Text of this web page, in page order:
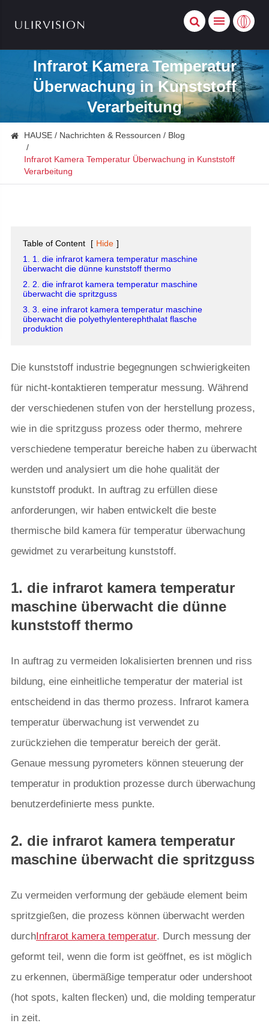
Infrarot Kamera Temperatur
Überwachung in Kunststoff
Verarbeitung
HAUSE Nachrichten & Ressourcen Blog
Infrarot Kamera Temperatur Überwachung in Kunststoff
Verarbeitung
Table of Content [ Hide ]
1. 1. die infrarot kamera temperatur maschine
überwacht die dünne kunststoff thermo
2. 2. die infrarot kamera temperatur maschine
überwacht die spritzguss
3. 3. eine infrarot kamera temperatur maschine
überwacht die polyethylenterephthalat flasche
produktion
Die kunststoff industrie begegnungen schwierigkeiten
für nicht-kontaktieren temperatur messung. Während
der verschiedenen stufen von der herstellung prozess,
wie in die spritzguss prozess oder thermo, mehrere
verschiedene temperatur bereiche haben zu überwacht
werden und analysiert um die hohe qualität der
kunststoff produkt. In auftrag zu erfüllen diese
anforderungen, wir haben entwickelt die beste
thermische bild kamera für temperatur überwachung
gewidmet zu verarbeitung kunststoff.
1. die infrarot kamera temperatur
maschine überwacht die dünne
kunststoff thermo
In auftrag zu vermeiden lokalisierten brennen und riss
bildung, eine einheitliche temperatur der material ist
entscheidend in das thermo prozess. Infrarot kamera
temperatur überwachung ist verwendet zu
zurückziehen die temperatur bereich der gerät.
Genaue messung pyrometers können steuerung der
temperatur in produktion prozesse durch überwachung
benutzerdefinierte mess punkte.
2. die infrarot kamera temperatur
maschine überwacht die spritzguss
Zu vermeiden verformung der gebäude element beim
spritzgießen, die prozess können überwacht werden
durchInfrarot kamera temperatur. Durch messung der
geformt teil, wenn die form ist geöffnet, es ist möglich
zu erkennen, übermäßige temperatur oder undershoot
(hot spots, kalten flecken) und, die molding temperatur
in zeit.